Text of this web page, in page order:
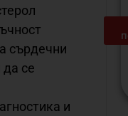
сърдечни
се
и